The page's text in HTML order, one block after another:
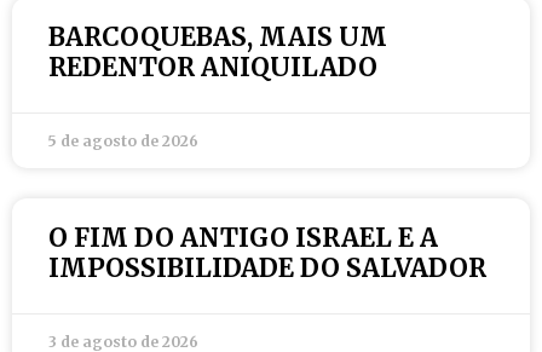
BARCOQUEBAS, MAIS UM
REDENTOR ANIQUILADO
5 de agosto de 2026
O FIM DO ANTIGO ISRAEL E A
IMPOSSIBILIDADE DO SALVADOR
3 de agosto de 2026